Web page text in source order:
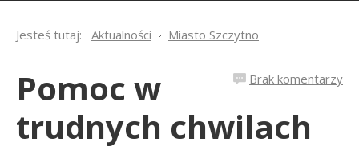
Jesteś tutaj: Aktualności Miasto Szczytno
Brak komentarzy
Pomoc w
trudnych chwilach